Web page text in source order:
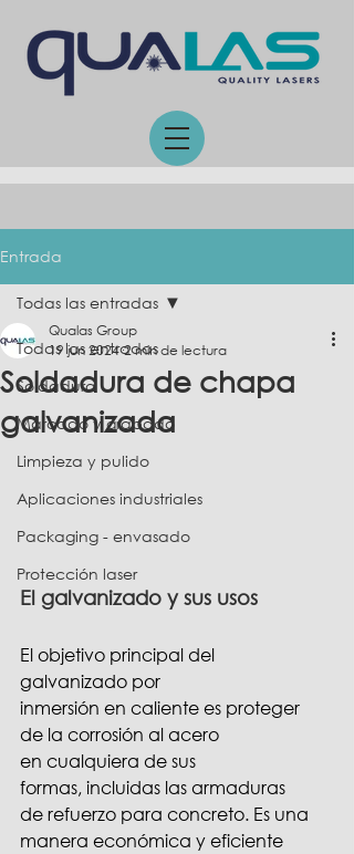
Entrada
Todas las entradas
Soldadura
Marcado y grabado
Limpieza y pulido
Aplicaciones industriales
Packaging - envasado
Protección laser
Todas las entradas
Soldadura de chapa
galvanizada
Qualas Group
19 jun 2024 2 min de lectura
El galvanizado y sus usos
El objetivo principal del
galvanizado por
inmersión en caliente es proteger
de la corrosión al acero
en cualquiera de sus
formas, incluidas las armaduras
de refuerzo para concreto. Es una
manera económica y eficiente